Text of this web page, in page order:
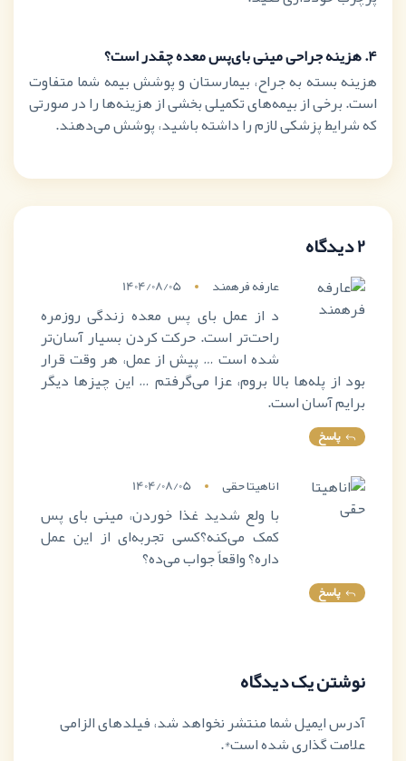
4. هزینه جراحی مینی بای‌پس معده چقدر است؟
هزینه بسته به جراح، بیمارستان و پوشش بیمه شما متفاوت
است. برخی از بیمه‌های تکمیلی بخشی از هزینه‌ها را در صورتی
که شرایط پزشکی لازم را داشته باشید، پوشش می‌دهند.
2 دیدگاه
عارفه فرهمند 1404/08/05
د از عمل بای پس معده زندگی روزمره
راحت‌تر است. حرکت کردن بسیار آسان‌تر
شده‌ است … پیش از عمل، هر وقت قرار
بود از پله‌ها بالا بروم، عزا می‌گرفتم … این چیزها دیگر
برایم آسان است.
پاسخ
اناهیتا حقی 1404/08/05
با ولع شدید غذا خوردن، مینی بای پس
کمک می‌کنه؟کسی تجربه‌ای از این عمل
داره؟ واقعاً جواب می‌ده؟
پاسخ
نوشتن یک دیدگاه
آدرس ایمیل شما منتشر نخواهد شد، فیلدهای الزامی
علامت گذاری شده است*.